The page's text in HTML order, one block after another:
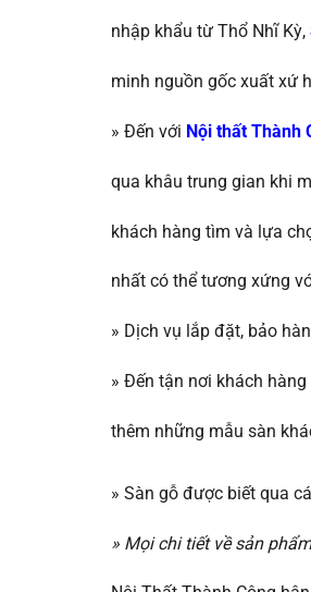
nhập khẩu từ Thổ Nhĩ Kỳ,
minh nguồn gốc xuất xứ
» Đến với Nội thất Thành
qua khâu trung gian khi
khách hàng tìm và lựa
nhất có thể tương xứng
» Dịch vụ lắp đặt, bảo
» Đến tận nơi khách
thêm những mẫu sàn
» Sàn gỗ được biết qua
» Mọi chi tiết về sản